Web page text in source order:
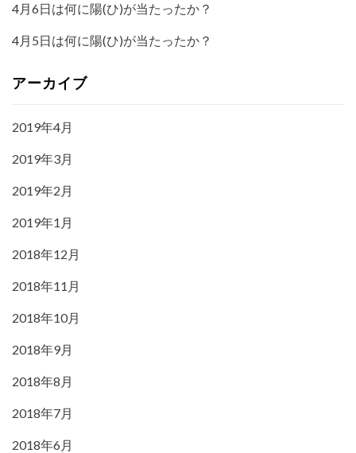
4月6日は何に陽(ひ)が当たったか？
4月5日は何に陽(ひ)が当たったか？
アーカイブ
2019年4月
2019年3月
2019年2月
2019年1月
2018年12月
2018年11月
2018年10月
2018年9月
2018年8月
2018年7月
2018年6月